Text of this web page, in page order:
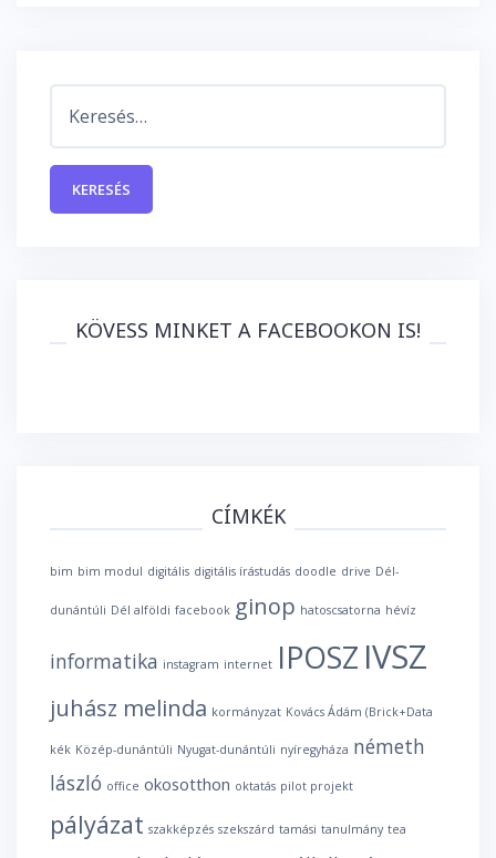
KÖVESS MINKET A FACEBOOKON IS!
CÍMKÉK
bim bim modul digitális digitális írástudás doodle drive Dél-
dunántúli Dél alföldi facebook ginop hatoscsatorna hévíz
informatika instagram internet IPOSZ IVSZ
juhász melinda kormányzat Kovács Ádám (Brick+Data
kék Közép-dunántúli Nyugat-dunántúli nyíregyháza németh
lászló office okosotthon oktatás pilot projekt
pályázat szakképzés szekszárd tamási tanulmány tea